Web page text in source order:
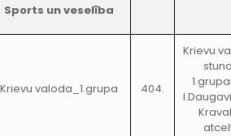
Sports un veselība
Krievu valoda_1.grupa 404.
Krievu